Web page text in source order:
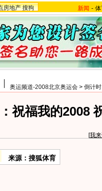
房地产 搜狗 新闻 -
奥运频道-2008北京奥运会 > 倒计
祝福我的2008
[我
来源：搜狐体育